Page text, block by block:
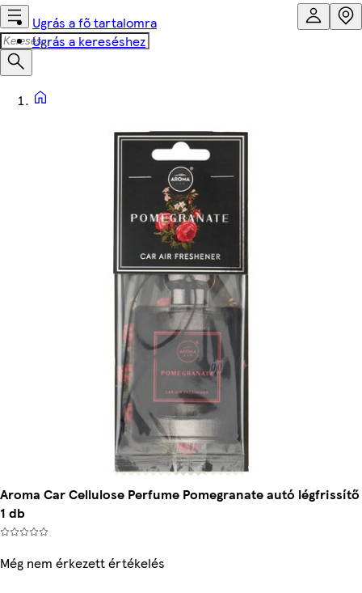
Ugrás a fő tartalomra
Ugrás a kereséshez
Aroma Car Cellulose Perfume Pomegranate autó légfrissítő
1 db
Még nem érkezett értékelés